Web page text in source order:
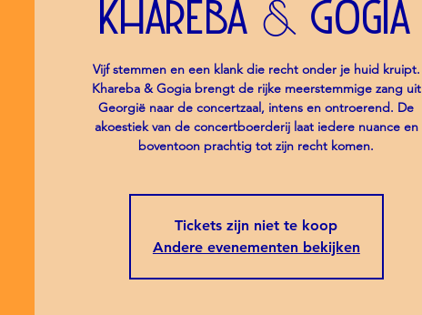
Khareba & Gogia
Vijf stemmen en een klank die recht onder je huid kruipt.
Khareba & Gogia brengt de rijke meerstemmige zang uit
Georgië naar de concertzaal, intens en ontroerend. De
akoestiek van de concertboerderij laat iedere nuance en
boventoon prachtig tot zijn recht komen.
Tickets zijn niet te koop
Andere evenementen bekijken